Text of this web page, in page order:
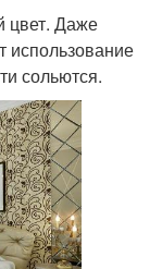
цвет. Даже
использование
сольются.